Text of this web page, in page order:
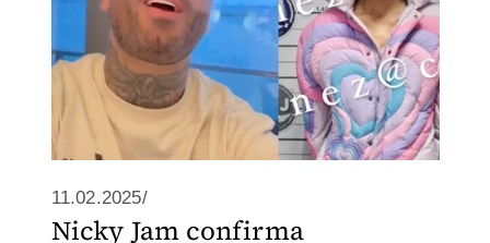
11.02.2025/
Nicky Jam confirma